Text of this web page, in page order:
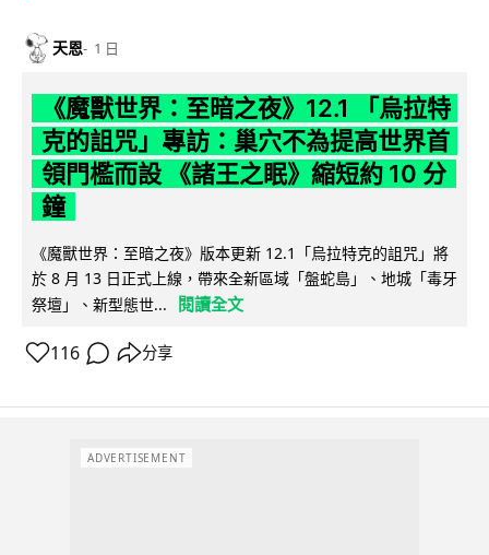
天恩 1 日
《魔獸世界：至暗之夜》12.1 「烏拉特
克的詛咒」專訪：巢穴不為提高世界首
領門檻而設 《諸王之眠》縮短約 10 分
鐘
《魔獸世界：至暗之夜》版本更新 12.1「烏拉特克的詛咒」將
於 8 月 13 日正式上線，帶來全新區域「盤蛇島」、地城「毒牙
祭壇」、新型態世...
閱讀全文
116 分享
ADVERTISEMENT